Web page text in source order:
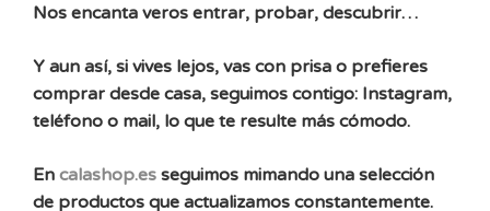
Nos encanta veros entrar, probar, descubrir…
Y aun así, si vives lejos, vas con prisa o prefieres
comprar desde casa, seguimos contigo: Instagram,
teléfono o mail, lo que te resulte más cómodo.
En calashop.es seguimos mimando una selección
de productos que actualizamos constantemente.